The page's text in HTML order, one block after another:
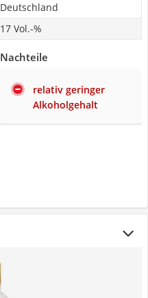
Deutschland
17 Vol.-%
Nachteile
relativ geringer
Alkoholgehalt